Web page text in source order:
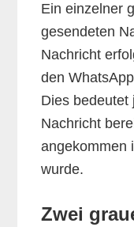
Ein einzelner
gesendeten
Nachricht
den
Dies bedeutet
Nachricht
angekommen
wurde.
Zwei